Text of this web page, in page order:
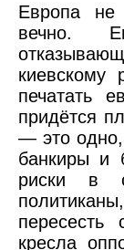
Европа не
вечно.
киевскому
печатать
придётся
— это
банкиры и
риски в
пересесть
кресла